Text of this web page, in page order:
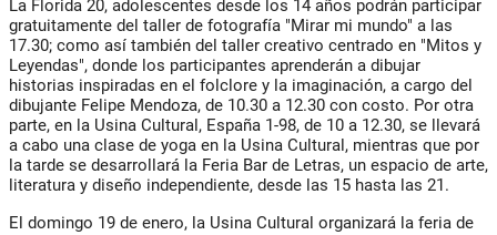
La Florida 20, adolescentes desde los 14 años podrán participar
gratuitamente del taller de fotografía "Mirar mi mundo" a las
17.30; como así también del taller creativo centrado en "Mitos y
Leyendas", donde los participantes aprenderán a dibujar
historias inspiradas en el folclore y la imaginación, a cargo del
dibujante Felipe Mendoza, de 10.30 a 12.30 con costo. Por otra
parte, en la Usina Cultural, España 1-98, de 10 a 12.30, se llevará
a cabo una clase de yoga en la Usina Cultural, mientras que por
la tarde se desarrollará la Feria Bar de Letras, un espacio de arte,
literatura y diseño independiente, desde las 15 hasta las 21.
El domingo 19 de enero, la Usina Cultural organizará la feria de